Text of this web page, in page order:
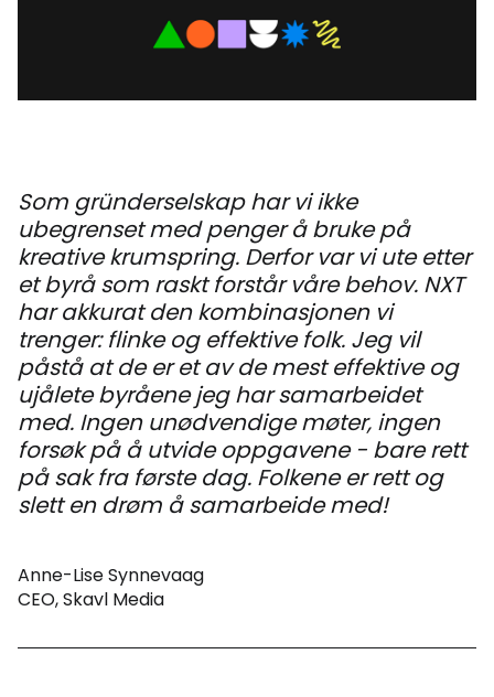
Som gründerselskap har vi ikke
ubegrenset med penger å bruke på
kreative krumspring. Derfor var vi ute etter
et byrå som raskt forstår våre behov. NXT
har akkurat den kombinasjonen vi
trenger: flinke og effektive folk. Jeg vil
påstå at de er et av de mest effektive og
ujålete byråene jeg har samarbeidet
med. Ingen unødvendige møter, ingen
forsøk på å utvide oppgavene - bare rett
på sak fra første dag. Folkene er rett og
slett en drøm å samarbeide med!
Anne-Lise Synnevaag
CEO, Skavl Media